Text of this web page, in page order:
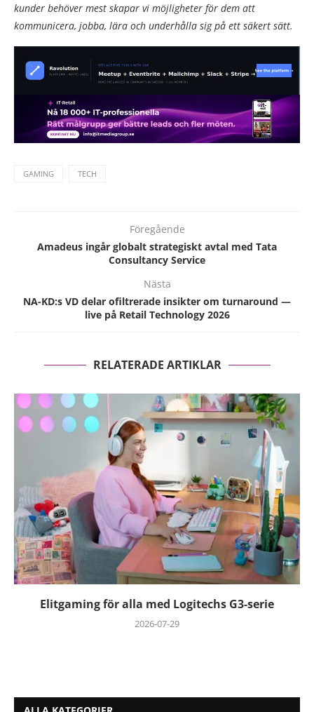
kunder behöver mest skapar vi möjligheter för dem att
kommunicera, jobba, lära och underhålla sig på ett säkert sätt.
GAMING TECH
Föregående
Amadeus ingår globalt strategiskt avtal med Tata
Consultancy Service
Nästa
NA-KD:s VD delar ofiltrerade insikter om turnaround —
live på Retail Technology 2026
RELATERADE ARTIKLAR
Elitgaming för alla med Logitechs G3-serie
2026-07-29